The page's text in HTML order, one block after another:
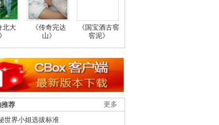
北大
《传奇完达
山》
《国宝酒古窖
窖泥》
更多
推荐
世界小姐选拔标准